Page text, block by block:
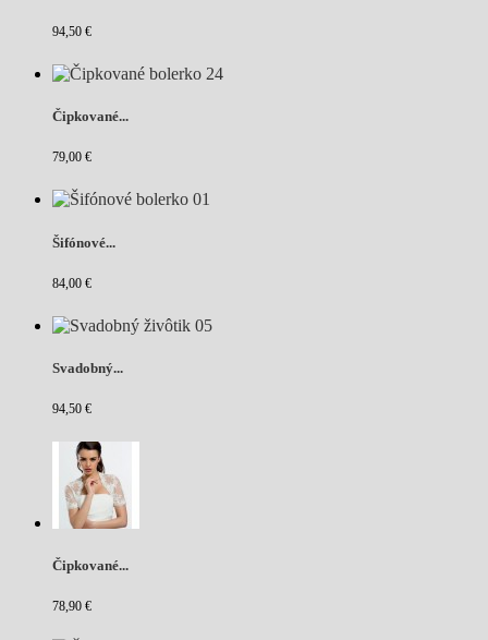
94,50 €
Čipkované...
79,00 €
Šifónové...
84,00 €
Svadobný...
94,50 €
Čipkované...
78,90 €